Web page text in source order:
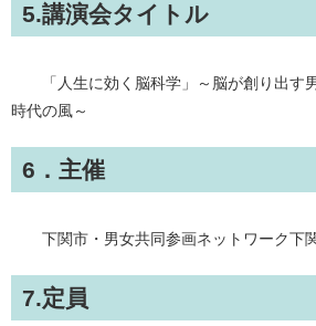
5.講演会タイトル
「人生に効く脳科学」～脳が創り出す男
時代の風～
6．主催
下関市・男女共同参画ネットワーク下
7.定員